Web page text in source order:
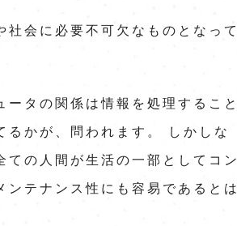
社会に必要不可欠なものとなって
タの関係は情報を処理すること
るかが、問われます。 しかしな
の人間が生活の一部としてコン
ンテナンス性にも容易であるとは